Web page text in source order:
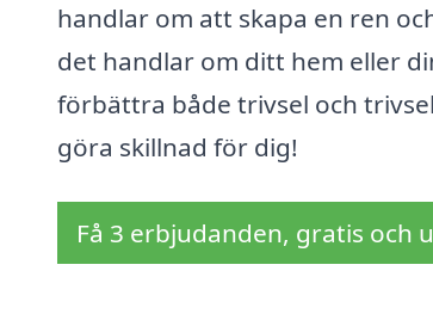
handlar om att skapa en ren
det handlar om ditt hem eller
förbättra både trivsel och
göra skillnad för dig!
Få 3 erbjudanden, gratis och